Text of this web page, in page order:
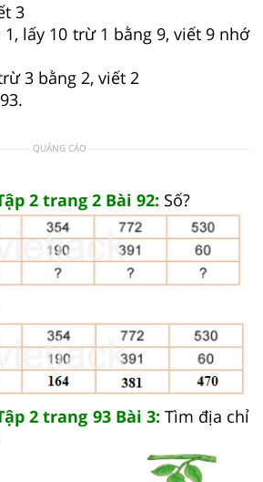
3
lấy 10 trừ 1 bằng 9, viết 9 nhớ
3 bằng 2, viết 2
QUẢNG CÁO
2 trang 2 Bài 92: Số?
2 trang 93 Bài 3: Tìm địa chỉ